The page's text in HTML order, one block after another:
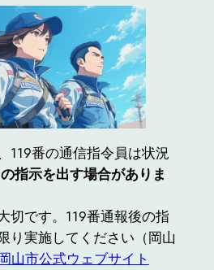
119番の通信指令員は状況
指示を出す場合がありま
切です。119番通報後の指
り実施してください（岡山
山市公式ウェブサイト